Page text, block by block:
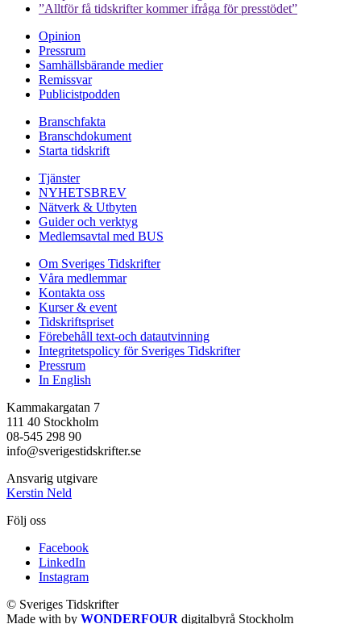
”Alltför få tidskrifter kommer ifråga för presstödet”
Opinion
Pressrum
Samhällsbärande medier
Remissvar
Publicistpodden
Branschfakta
Branschdokument
Starta tidskrift
Tjänster
NYHETSBREV
Nätverk & Utbyten
Guider och verktyg
Medlemsavtal med BUS
Om Sveriges Tidskrifter
Våra medlemmar
Kontakta oss
Kurser & event
Tidskriftspriset
Förebehåll text-och datautvinning
Integritetspolicy för Sveriges Tidskrifter
Pressrum
In English
Kammakargatan 7
111 40 Stockholm
08-545 298 90
info@sverigestidskrifter.se
Ansvarig utgivare
Kerstin Neld
Följ oss
Facebook
LinkedIn
Instagram
© Sveriges Tidskrifter
Made with by WONDERFOUR digitalbyrå Stockholm